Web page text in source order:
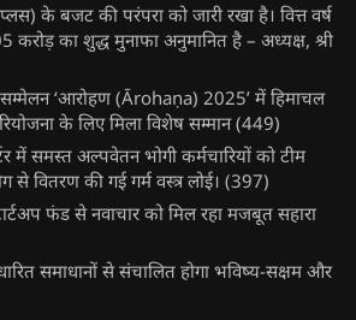
के बजट की परंपरा को जारी रखा है। वित्त वर्ष
का शुद्ध मुनाफा अनुमानित है – अध्यक्ष, श्री
‘आरोहण (Ārohaṇa) 2025’ में हिमाचल
के लिए मिला विशेष सम्मान (449)
में समस्त अल्पवेतन भोगी कर्मचारियों को टीम
से वितरण की गई गर्म वस्त्र लोई। (397)
फंड से नवाचार को मिल रहा मजबूत सहारा
समाधानों से संचालित होगा भविष्य-सक्षम और